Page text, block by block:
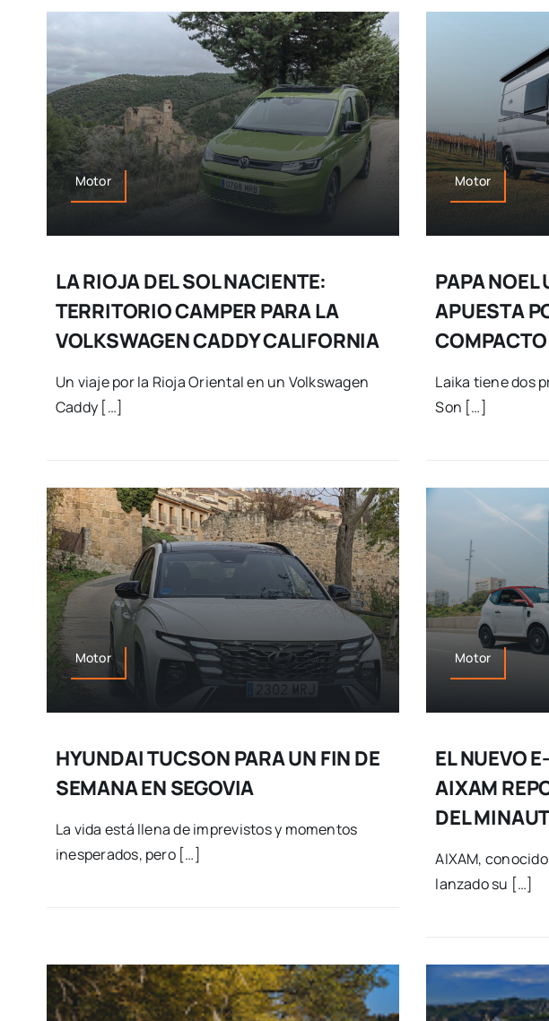
Motor
LA RIOJA DEL SOL NACIENTE:
TERRITORIO CAMPER PARA LA
VOLKSWAGEN CADDY CALIFORNIA
Un viaje por la Rioja Oriental en un Volkswagen
Caddy […]
Motor
PAPA NOEL
APUESTA
COMPACTO
Laika tiene dos
Son […]
Motor
HYUNDAI TUCSON PARA UN FIN DE
SEMANA EN SEGOVIA
La vida está llena de imprevistos y momentos
inesperados, pero […]
Motor
EL NUEVO
AIXAM
DEL
AIXAM,
lanzado su […]